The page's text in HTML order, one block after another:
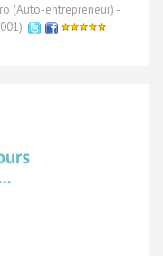
(Auto-entrepreneur) -